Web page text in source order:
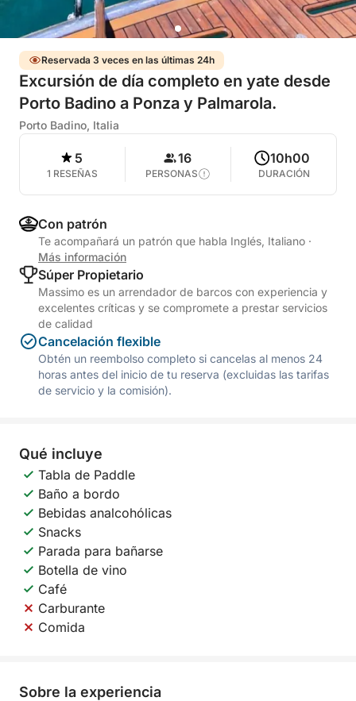
Reservada 3 veces en las últimas 24h
Excursión de día completo en yate desde
Porto Badino a Ponza y Palmarola.
Porto Badino, Italia
5
1 RESEÑAS
16
PERSONAS
10h00
DURACIÓN
Con patrón
Te acompañará un patrón que habla Inglés, Italiano ·
Más información
Súper Propietario
Massimo es un arrendador de barcos con experiencia y
excelentes críticas y se compromete a prestar servicios
de calidad
Cancelación flexible
Obtén un reembolso completo si cancelas al menos 24
horas antes del inicio de tu reserva (excluidas las tarifas
de servicio y la comisión).
Qué incluye
Tabla de Paddle
Baño a bordo
Bebidas analcohólicas
Snacks
Parada para bañarse
Botella de vino
Café
Carburante
Comida
Sobre la experiencia